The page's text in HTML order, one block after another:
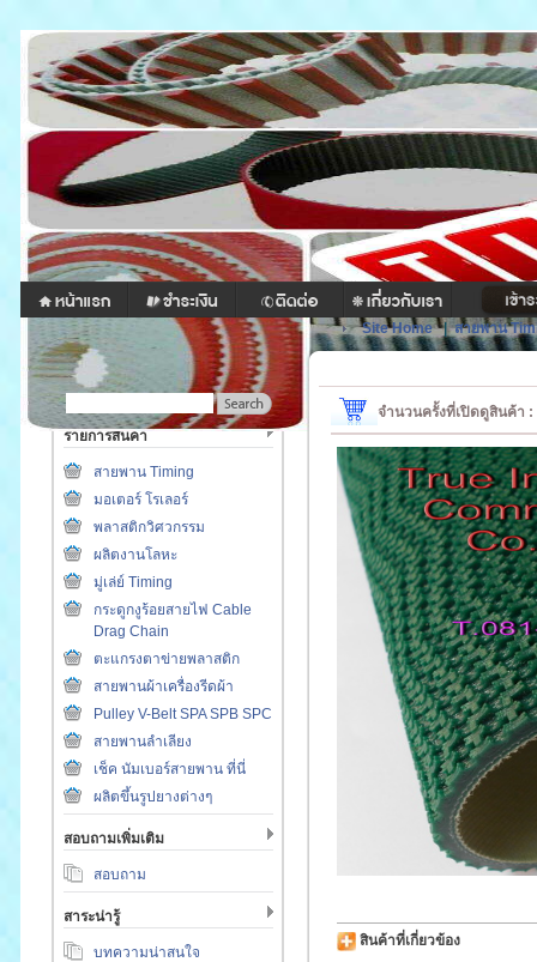
รายการสินค้า
สายพาน Timing
มอเตอร์ โรเลอร์
พลาสติกวิศวกรรม
ผลิตงานโลหะ
มู่เล่ย์ Timing
กระดูกงูร้อยสายไฟ Cable
Drag Chain
ตะแกรงตาข่ายพลาสติก
สายพานผ้าเครื่องรีดผ้า
Pulley V-Belt SPA SPB SPC
สายพานลำเลียง
เช็ค นัมเบอร์สายพาน ที่นี่
ผลิตขึ้นรูปยางต่างๆ
สอบถามเพิ่มเติม
สอบถาม
สาระน่ารู้
บทความน่าสนใจ
Site Home|สายพาน
จำนวนครั้งที่เปิดดูสินค้า
สินค้าที่เกี่ยวข้อง